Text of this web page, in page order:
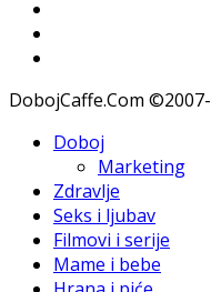
DobojCaffe.Com
Doboj
Marketing
Zdravlje
Seks i ljubav
Filmovi i serije
Mame i bebe